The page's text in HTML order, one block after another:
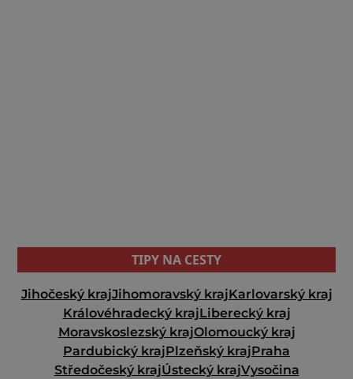
TIPY NA CESTY
Jihočeský krajJihomoravský krajKarlovarský kraj
Královéhradecký krajLiberecký kraj
Moravskoslezský krajOlomoucký kraj
Pardubický krajPlzeňský krajPraha
Středočeský krajÚstecký krajVysočina